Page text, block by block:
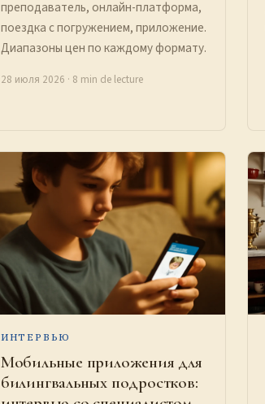
преподаватель, онлайн-платформа,
поездка с погружением, приложение.
Диапазоны цен по каждому формату.
28 июля 2026 · 8 min de lecture
ИНТЕРВЬЮ
Мобильные приложения для
билингвальных подростков: